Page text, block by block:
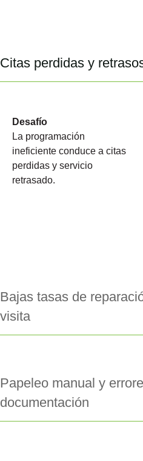
Citas perdidas y
Desafío
La programación
ineficiente conduce a citas
perdidas y servicio
retrasado.
Bajas tasas de
visita
Papeleo manual y
documentación